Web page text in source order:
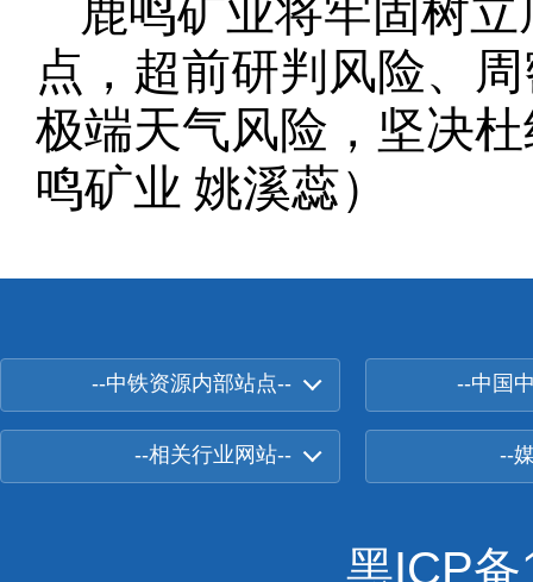
鹿鸣矿业将牢固树立
点，超前研判风险、
极端天气风险，坚决
鸣矿业 姚溪蕊）
--中铁资源内部站点-- --中国
--相关行业网站-- --
黑ICP